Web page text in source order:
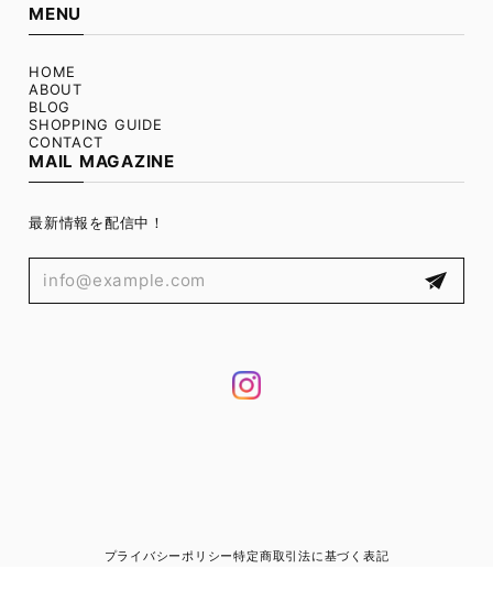
MENU
HOME
ABOUT
BLOG
SHOPPING GUIDE
CONTACT
MAIL MAGAZINE
最新情報を配信中！
プライバシーポリシー特定商取引法に基づく表記